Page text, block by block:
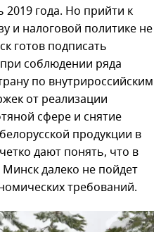
2019 года. Но прийти к
и налоговой политике не
готов подписать
соблюдении ряда
по внутрироссийским
от реализации
сфере и снятие
продукции в
дают понять, что в
далеко не пойдет
требований.